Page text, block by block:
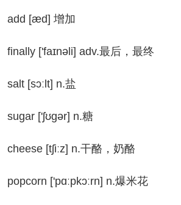
[æd] 增加
['faɪnəli] adv.最后，最终
[sɔːlt] n.盐
['ʃʊɡər] n.糖
[tʃiːz] n.干酪，奶酪
['pɑːpkɔːrn] n.爆米花